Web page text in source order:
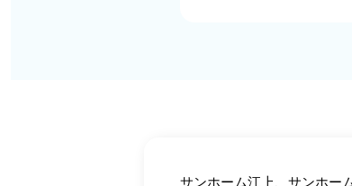
サンホーム江上、サンホー